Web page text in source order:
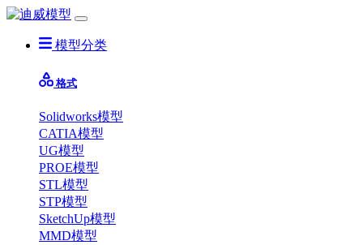
模型分类
格式
Solidworks模型
CATIA模型
UG模型
PROE模型
STL模型
STP模型
SketchUp模型
MMD模型